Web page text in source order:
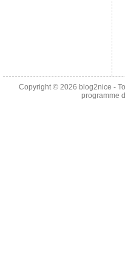
Copyright © 2026 blog2nice -
programme